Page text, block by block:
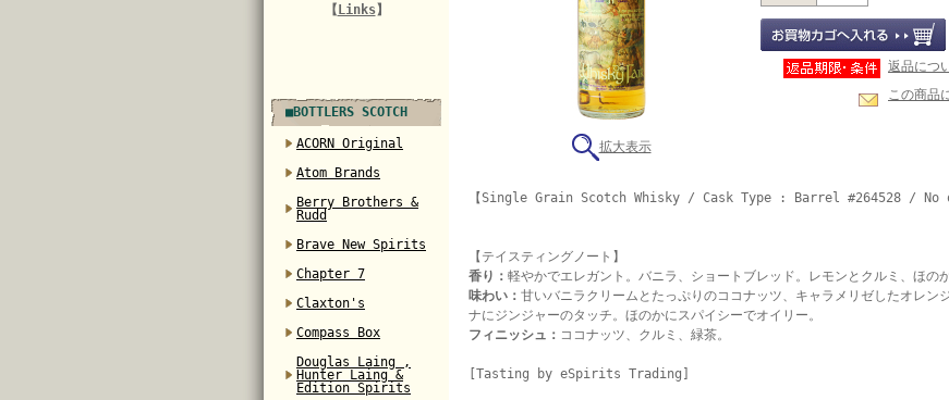
【 Links】
■BOTTLERS SCOTCH
ACORN Original
Atom Brands
Berry Brothers &
Rudd
Brave New Spirits
Chapter 7
Claxton's
Compass Box
Douglas Laing ,
Hunter Laing &
Edition Spirits
拡大表示
返品につ
この商品
【Single Grain Scotch Whisky / Cask Type : Barrel #264528 /
【テイスティングノート】
香り： 軽やかでエレガント。バニラ、ショートブレッド。レモンとクルミ、ほの
味わい： 甘いバニラクリームとたっぷりのココナッツ、キャラメリゼしたオレン
ナにジンジャーのタッチ。ほのかにスパイシーでオイリー。
フィニッシュ： ココナッツ、クルミ、緑茶。
[Tasting by eSpirits Trading]